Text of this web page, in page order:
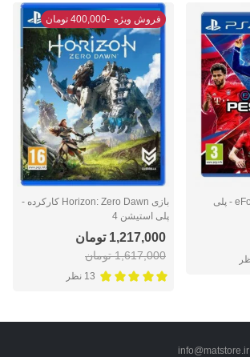
بازی eFootball PES 2020 - پلی
فروش ویژه -400,000 تومان
بازی Horizon: Zero Dawn کارکرده -
پلی استیشن 4
1,217,000 تومان
1,617,000 تومان
13 نظر
info@matstore.ir